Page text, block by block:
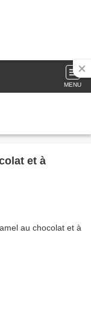
MENU
et à